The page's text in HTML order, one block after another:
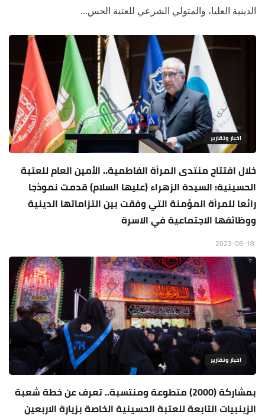
الدينية العليا، والمتولي الشرعي للعتبة الحس...
اخبار وتقارير
خلال افتتاح منتدى المرأة الفاطمية.. الأمين العام للعتبة
الحسينية: السيدة الزهراء (عليها السلام) قدمت نموذجا
رائعا للمرأة المؤمنة التي وفقت بين التزاماتها الدينية
ووظائفها الاجتماعية في الاسرة
اخبار وتقارير
بمشاركة (2000) متطوعة ومنتسبة.. تعرف عن خطة شعبة
الزينبيات التابعة للعتبة الحسينية الخاصة بزيارة الاربعين